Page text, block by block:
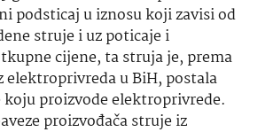
podsticaj u iznosu koji zavisi od
struje i uz poticaje i
cijene, ta struja je, prema
u BiH, postala
proizvode elektroprivrede.
proizvođača struje iz